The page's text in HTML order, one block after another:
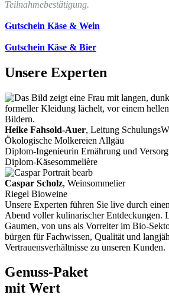
Teilnahmebestätigung.
Gutschein Käse & Wein
Gutschein Käse & Bier
Unsere Experten
Heike Fahsold-Auer, Leitung
Ökologische Molkereien Allgäu
Diplom-Ingenieurin Ernährung und
Diplom-Käsesommelière
Caspar Scholz, Weinsommelier
Riegel Bioweine
Unsere Experten führen Sie live durch
Abend voller kulinarischer Entdeckungen.
Gaumen, von uns als Vorreiter im Bio-
bürgen für Fachwissen, Qualität und
Vertrauensverhältnisse zu unseren Kunden.
Genuss-Paket
mit Wert